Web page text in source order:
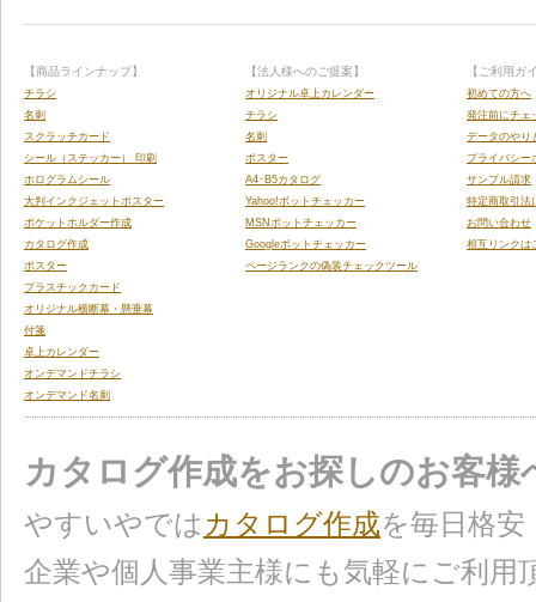
【商品ラインナップ】
チラシ
名刺
スクラッチカード
シール（ステッカー） 印刷
ホログラムシール
大判インクジェットポスター
ポケットホルダー作成
カタログ作成
ポスター
プラスチックカード
オリジナル横断幕・懸垂幕
付箋
卓上カレンダー
オンデマンドチラシ
オンデマンド名刺
【法人様へのご提案】
オリジナル卓上カレンダー
チラシ
名刺
ポスター
A4･B5カタログ
Yahoo!ボットチェッカー
MSNボットチェッカー
Googleボットチェッカー
ページランクの偽装チェックツール
【ご利用ガ
初めての方へ
発注前にチェ
データのやり
プライバシー
サンプル請求
特定商取引法
お問い合わせ
相互リンクは
カタログ作成をお探しのお客様
やすいやでは カタログ作成を毎日格
企業や個人事業主様にも気軽にご利用